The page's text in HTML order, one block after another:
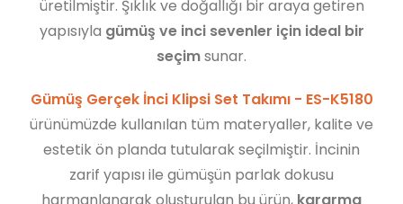
üretilmiştir. Şıklık ve doğallığı bir araya getiren
yapısıyla gümüş ve inci sevenler için ideal bir
seçimsunar.
Gümüş Gerçek İnci Klipsi Set Takımı - ES-K5180
ürünümüzde kullanılan tüm materyaller, kalite ve
estetik ön planda tutularak seçilmiştir. İncinin
zarif yapısı ile gümüşün parlak dokusu